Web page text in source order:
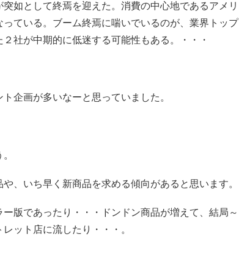
如として終焉を迎えた。消費の中心地であるアメリ
ている。ブーム終焉に喘いでいるのが、業界トップ
社が中期的に低迷する可能性もある。・・・
企画が多いなーと思っていました。
、いち早く新商品を求める傾向があると思います。
版であったり・・・ドンドン商品が増えて、結局～
ット店に流したり・・・。